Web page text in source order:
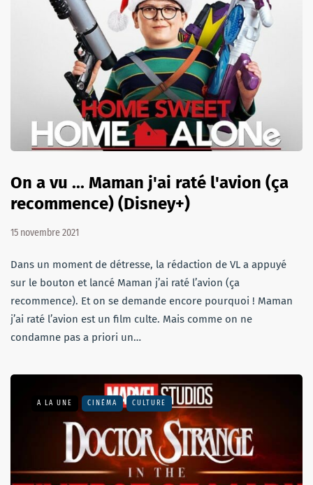
On a vu ... Maman j'ai raté l'avion (ça
recommence) (Disney+)
15 novembre 2021
Dans un moment de détresse, la rédaction de VL a appuyé
sur le bouton et lancé Maman j’ai raté l’avion (ça
recommence). Et on se demande encore pourquoi ! Maman
j’ai raté l’avion est un film culte. Mais comme on ne
condamne pas a priori un…
A LA UNE CINÉMA CULTURE